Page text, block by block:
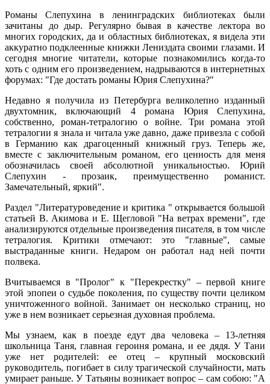
Романы Слепухина в ленинградских библиотеках были
зачитаны до дыр. Регулярно бывая в качестве лектора во
многих городских, да и областных библиотеках, я видела эти
аккуратно подклеенные книжки Лениздата своими глазами. И
сегодня многие читатели, которые познакомились когда-то
хоть с одним его произведением, надрываются в интернетных
форумах: "Где достать романы Юрия Слепухина?"
Недавно я получила из Петербурга великолепно изданный
двухтомник, включающий 4 романа Юрия Слепухина,
собственно, роман-тетралогию о войне. Три романа этой
тетралогии я знала и читала уже давно, даже привезла с собой
в Германию как драгоценный книжный груз. Теперь же,
вместе с заключительным романом, его ценность для меня
обозначилась своей абсолютной уникальностью. Юрий
Слепухин - прозаик, преимущественно романист.
Замечательный, яркий".
Раздел "Литературоведение и критика " открывается большой
статьей В. Акимова и Е. Щегловой "На ветрах времени", где
анализируются отдельные произведения писателя, в том числе
тетралогия. Критики отмечают: это "главные", самые
выстраданные книги. Недаром он работал над ней почти
полвека.
Вчитываемся в "Пролог" к "Перекрестку" – первой книге
этой эпопеи о судьбе поколения, по существу почти целиком
уничтоженного войной. Занимает он несколько страниц, но
уже в нем возникает серьезная духовная проблема.
Мы узнаем, как в поезде едут два человека – 13-летняя
школьница Таня, главная героиня романа, и ее дядя. У Тани
уже нет родителей: ее отец – крупный московский
руководитель, погибает в силу трагической случайности, мать
умирает раньше. У Татьяны возникает вопрос – сам собою: "А